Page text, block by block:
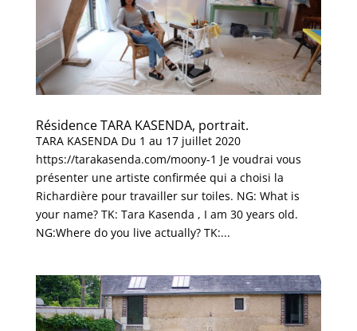
Résidence TARA KASENDA, portrait.
TARA KASENDA Du 1 au 17 juillet 2020
https://tarakasenda.com/moony-1 Je voudrai vous
présenter une artiste confirmée qui a choisi la
Richardière pour travailler sur toiles. NG: What is
your name? TK: Tara Kasenda , I am 30 years old.
NG:Where do you live actually? TK:...